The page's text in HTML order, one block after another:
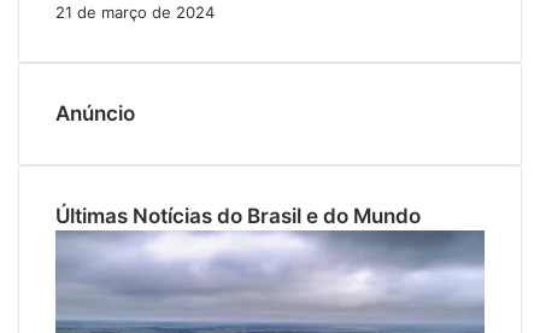
21 de março de 2024
Anúncio
Últimas Notícias do Brasil e do Mundo